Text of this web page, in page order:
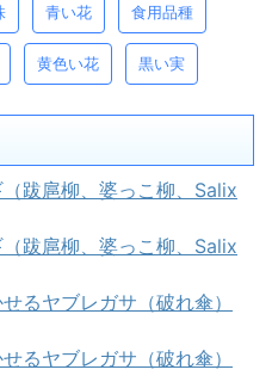
青い花 食用品種
黄色い花 黒い実
跋扈柳、婆っこ柳、Salix
跋扈柳、婆っこ柳、Salix
るヤブレガサ（破れ傘）
るヤブレガサ（破れ傘）